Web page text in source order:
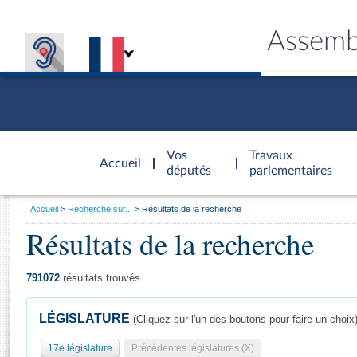
Accueil
d'accueil
Vos
députés
Travaux
parlementaires
Général
Vous
Accueil Recherche sur... Résultats de la recherche
Résultats de la recherche
791072 résultats trouvés
LÉGISLATURE (Cliquez sur l'un des boutons pour faire un choix)
17e législature Précédentes législatures (X)